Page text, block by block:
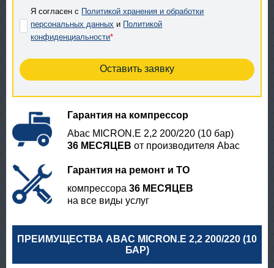
Я согласен с Политикой хранения и обработки
персональных данных и Политикой
конфиденциальности*
Гарантия на компрессор
Abac MICRON.E 2,2 200/220 (10 бар)
36 МЕСЯЦЕВ от производителя Abac
Гарантия на ремонт и ТО
компрессора 36 МЕСЯЦЕВ
на все виды услуг
ПРЕИМУЩЕСТВА ABAC MICRON.E 2,2 200/220 (10
БАР)